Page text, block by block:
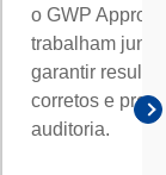
o GWP
trabalham
garantir
corretos e
auditoria.